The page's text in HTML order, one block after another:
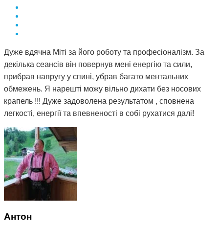
Дуже вдячна Міті за його роботу та професіоналізм. За
декілька сеансів він повернув мені енергію та сили,
прибрав напругу у спині, убрав багато ментальних
обмежень. Я нарешті можу вільно дихати без носових
крапель !!! Дуже задоволена результатом , сповнена
легкості, енергії та впевненості в собі рухатися далі!
Антон